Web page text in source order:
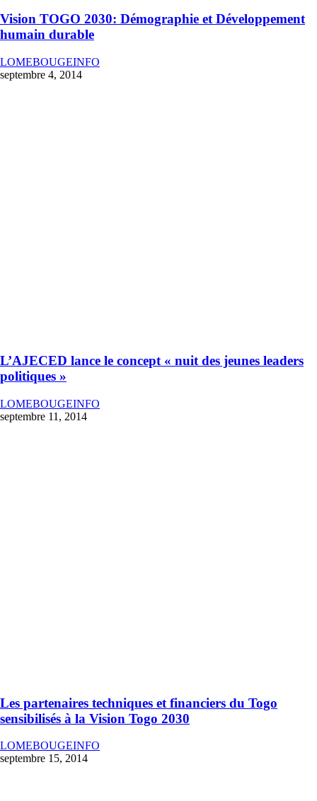
Vision TOGO 2030: Démographie et Développement
humain durable
LOMEBOUGEINFO
septembre 4, 2014
L’AJECED lance le concept « nuit des jeunes leaders
politiques »
LOMEBOUGEINFO
septembre 11, 2014
Les partenaires techniques et financiers du Togo
sensibilisés à la Vision Togo 2030
LOMEBOUGEINFO
septembre 15, 2014